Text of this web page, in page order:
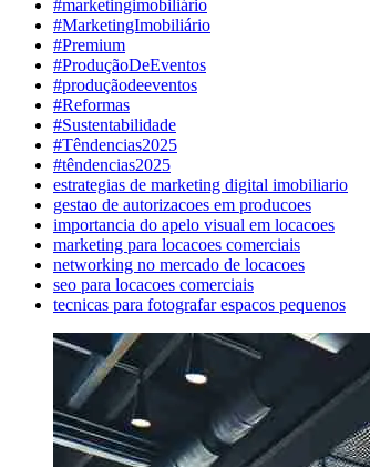
#marketingimobiliário
#MarketingImobiliário
#Premium
#ProduçãoDeEventos
#produçãodeeventos
#Reformas
#Sustentabilidade
#Têndencias2025
#têndencias2025
estrategias de marketing digital imobiliario
gestao de autorizacoes em producoes
importancia do apelo visual em locacoes
marketing para locacoes comerciais
networking no mercado de locacoes
seo para locacoes comerciais
tecnicas para fotografar espacos pequenos